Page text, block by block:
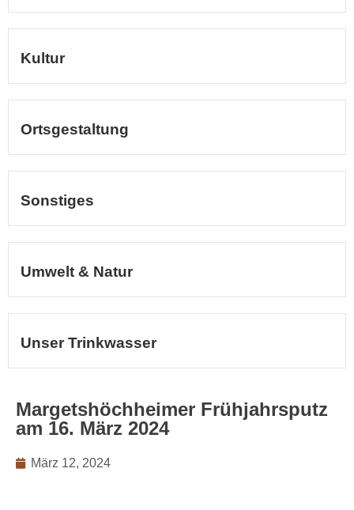
Kultur
Ortsgestaltung
Sonstiges
Umwelt & Natur
Unser Trinkwasser
Margetshöchheimer Frühjahrsputz
am 16. März 2024
März 12, 2024